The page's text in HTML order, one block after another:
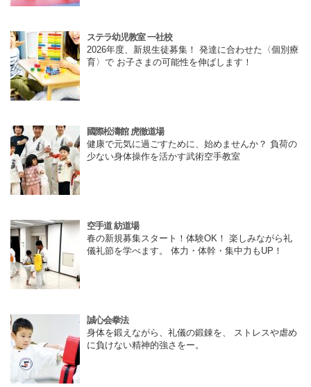
ステラ幼児教室 一社校
2026年度、新規生徒募集！ 発達に合わせた〈個別療
育〉で お子さまの可能性を伸ばします！
國際松濤館 虎徹道場
健康で元気に過ごすために、始めませんか？ 負荷の
少ない身体操作を活かす武術空手教室
空手道 紡道場
春の新規募集スタート！体験OK！ 楽しみながら礼
儀礼節を学べます。 体力・体幹・集中力もUP！
誠心会拳法
身体を鍛えながら、礼儀の鍛錬を、 ストレスや虐め
に負けない精神的強さをー。